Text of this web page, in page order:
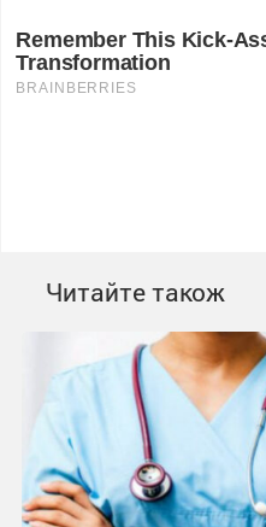
Читайте також